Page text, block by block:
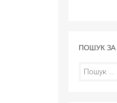
ПОШУК
Пошук: